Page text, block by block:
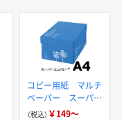
コピー用紙 マルチ
ペーパー スーパー
エコノミー+
（税込） ￥149～